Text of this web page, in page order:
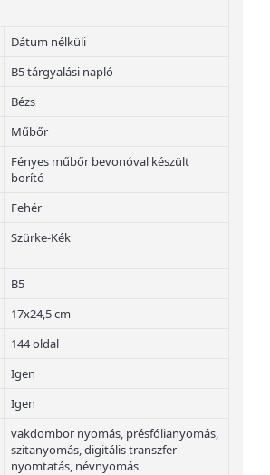
Dátum nélküli
B5 tárgyalási napló
Bézs
Műbőr
Fényes műbőr bevonóval készült
borító
Fehér
Szürke-Kék
B5
17x24,5 cm
144 oldal
Igen
Igen
vakdombor nyomás, présfólianyomás,
szitanyomás, digitális transzfer
nyomtatás, névnyomás